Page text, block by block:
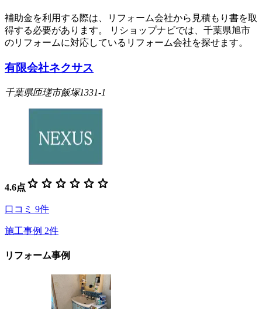
補助金を利用する際は、リフォーム会社から見積もり書を取
得する必要があります。 リショップナビでは、 千葉県旭市
のリフォームに対応しているリフォーム会社を探せます。
有限会社ネクサス
千葉県匝瑳市飯塚1331-1
4.6点 star star star star star star
口コミ 9件
施工事例 2件
リフォーム事例